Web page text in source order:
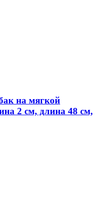
на мягкой
2 см, длина 48 см,